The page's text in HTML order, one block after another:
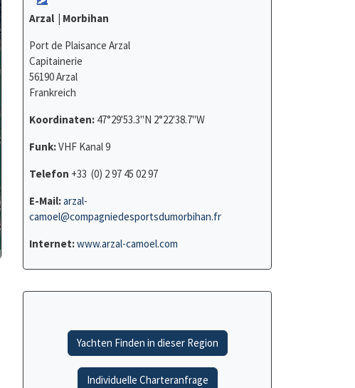
Arzal | Morbihan
Port de Plaisance Arzal
Capitainerie
56190 Arzal
Frankreich
Koordinaten: 47°29'53.3"N 2°22'38.7"W
Funk:VHF Kanal 9
Telefon +33 (0) 2 97 45 02 97
E-Mail:arzal-
camoel@compagniedesportsdumorbihan.fr
Internet:www.arzal-camoel.com
Yachten Finden in dieser Region
Individuelle Charteranfrage